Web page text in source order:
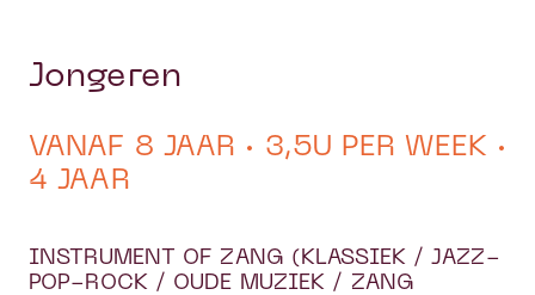
Jongeren
VANAF 8 JAAR · 3,5U PER WEEK ·
4 JAAR
INSTRUMENT OF ZANG (KLASSIEK / JAZZ-
POP-ROCK / OUDE MUZIEK / ZANG